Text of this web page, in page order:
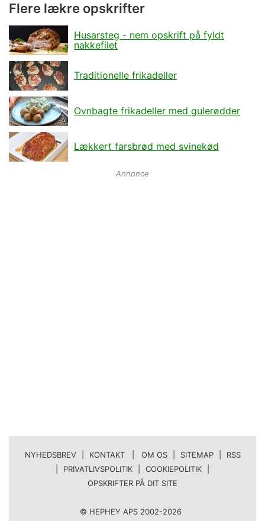
Flere lækre opskrifter
Husarsteg - nem opskrift på fyldt
nakkefilet
Traditionelle frikadeller
Ovnbagte frikadeller med gulerødder
Lækkert farsbrød med svinekød
Annonce
NYHEDSBREV KONTAKT | OM OS SITEMAP
RSS
PRIVATLIVSPOLITIK COOKIEPOLITIK
OPSKRIFTER PÅ DIT SITE
© HEPHEY APS 2002-2026